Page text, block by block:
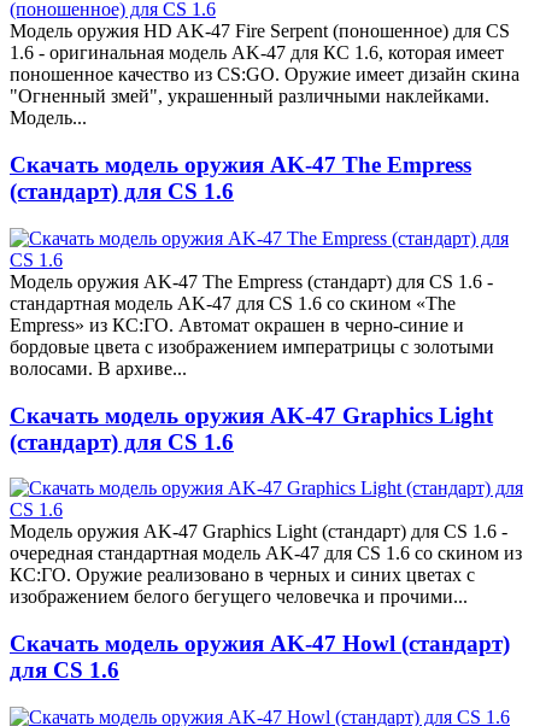
Модель оружия HD AK-47 Fire Serpent (поношенное) для CS
1.6 - оригинальная модель AK-47 для КС 1.6, которая имеет
поношенное качество из CS:GO. Оружие имеет дизайн скина
"Огненный змей", украшенный различными наклейками.
Модель...
Скачать модель оружия AK-47 The Empress
(стандарт) для CS 1.6
Модель оружия AK-47 The Empress (стандарт) для CS 1.6 -
стандартная модель AK-47 для CS 1.6 со скином «The
Empress» из КС:ГО. Автомат окрашен в черно-синие и
бордовые цвета с изображением императрицы с золотыми
волосами. В архиве...
Скачать модель оружия AK-47 Graphics Light
(стандарт) для CS 1.6
Модель оружия AK-47 Graphics Light (стандарт) для CS 1.6 -
очередная стандартная модель AK-47 для CS 1.6 со скином из
КС:ГО. Оружие реализовано в черных и синих цветах с
изображением белого бегущего человечка и прочими...
Скачать модель оружия AK-47 Howl (стандарт)
для CS 1.6